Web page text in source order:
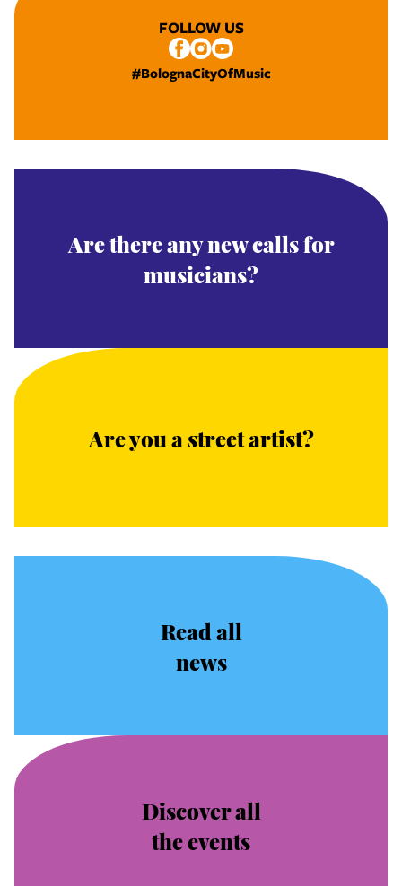
FOLLOW US
#BolognaCityOfMusic
Are there any new calls for
musicians?
Are you a street artist?
Read all
news
Discover all
the events